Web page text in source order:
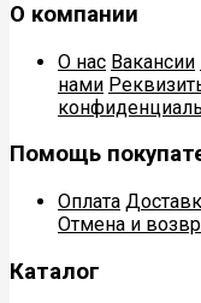
О компании
О нас Вакансии
нами
Помощь
Оплата
Отмена и
Каталог